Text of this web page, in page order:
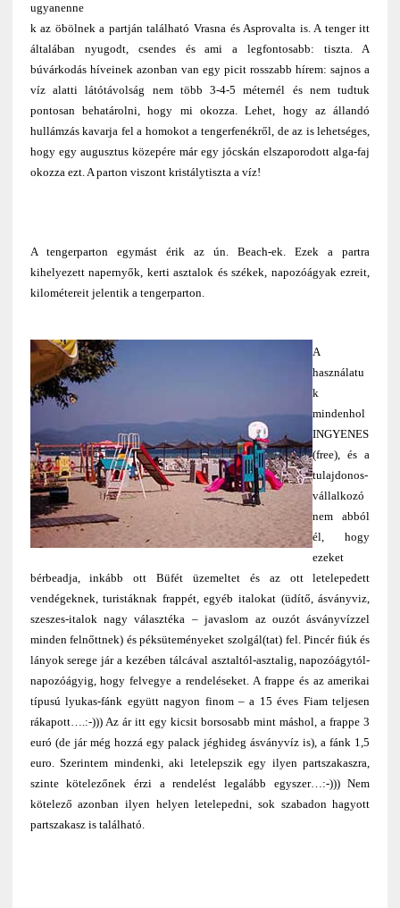
ugyanenne
k az öbölnek a partján található Vrasna és Asprovalta is. A tenger itt
általában nyugodt, csendes és ami a legfontosabb: tiszta. A
búvárkodás híveinek azonban van egy picit rosszabb hírem: sajnos a
víz alatti látótávolság nem több 3-4-5 méternél és nem tudtuk
pontosan behatárolni, hogy mi okozza. Lehet, hogy az állandó
hullámzás kavarja fel a homokot a tengerfenékről, de az is lehetséges,
hogy egy augusztus közepére már egy jócskán elszaporodott alga-faj
okozza ezt. A parton viszont kristálytiszta a víz!
A tengerparton egymást érik az ún. Beach-ek. Ezek a partra
kihelyezett napernyők, kerti asztalok és székek, napozóágyak ezreit,
kilométereit jelentik a tengerparton.
A
használatu
k
mindenhol
INGYENES
(free), és a
tulajdonos-
vállalkozó
nem abból
él, hogy
ezeket
bérbeadja, inkább ott Büfét üzemeltet és az ott letelepedett
vendégeknek, turistáknak frappét, egyéb italokat (üdítő, ásványviz,
szeszes-italok nagy választéka – javaslom az ouzót ásványvízzel
minden felnőttnek) és péksüteményeket szolgál(tat) fel. Pincér fiúk és
lányok serege jár a kezében tálcával asztaltól-asztalig, napozóágytól-
napozóágyig, hogy felvegye a rendeléseket. A frappe és az amerikai
típusú lyukas-fánk együtt nagyon finom – a 15 éves Fiam teljesen
rákapott….:-))) Az ár itt egy kicsit borsosabb mint máshol, a frappe 3
euró (de jár még hozzá egy palack jéghideg ásványvíz is), a fánk 1,5
euro. Szerintem mindenki, aki letelepszik egy ilyen partszakaszra,
szinte kötelezőnek érzi a rendelést legalább egyszer…:-))) Nem
kötelező azonban ilyen helyen letelepedni, sok szabadon hagyott
partszakasz is található.